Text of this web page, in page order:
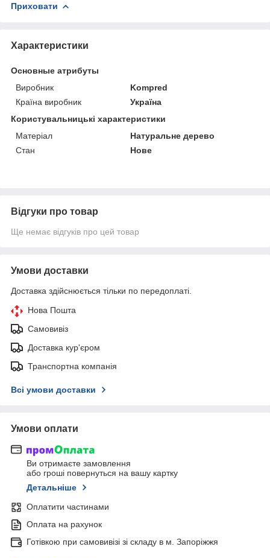
Приховати
Характеристики
Основные атрибуты
Виробник
Kompred
Країна виробник
Україна
Користувальницькі характеристики
Матеріал
Натуральне дерево
Стан
Нове
Відгуки про товар
Ще немає відгуків про цей товар
Умови доставки
Доставка здійснюється тільки по передоплаті.
Нова Пошта
Самовивіз
Доставка кур'єром
Транспортна компанія
Всі умови доставки
Умови оплати
Ви отримаєте замовлення
або гроші повернуться на вашу картку
Детальніше
Оплатити частинами
Оплата на рахунок
Готівкою при самовивізі зі складу в м. Запоріжжя